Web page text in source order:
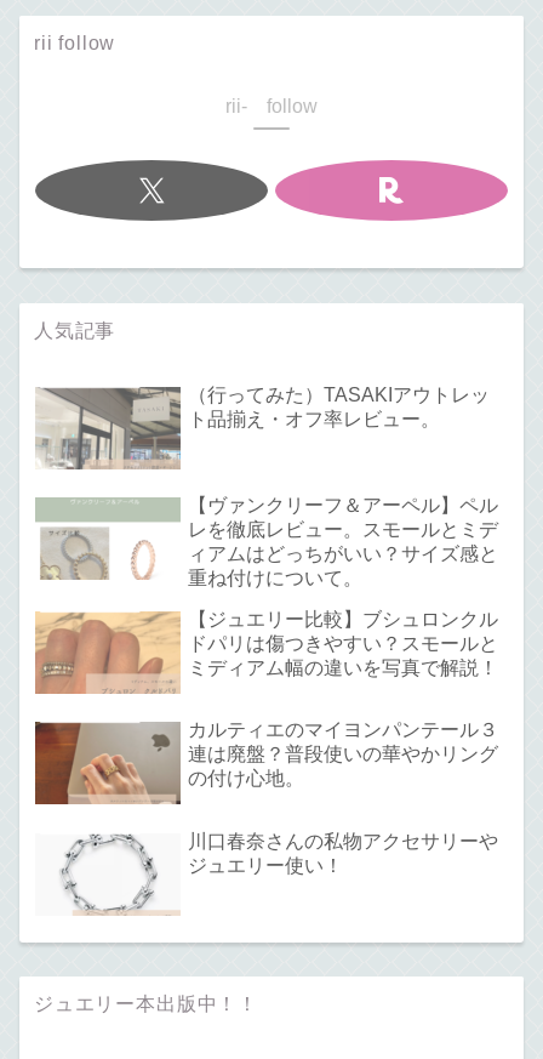
rii follow
rii- follow
人気記事
（行ってみた）TASAKIアウトレッ
ト品揃え・オフ率レビュー。
【ヴァンクリーフ＆アーペル】ペル
レを徹底レビュー。スモールとミデ
ィアムはどっちがいい？サイズ感と
重ね付けについて。
【ジュエリー比較】ブシュロンクル
ドパリは傷つきやすい？スモールと
ミディアム幅の違いを写真で解説！
カルティエのマイヨンパンテール３
連は廃盤？普段使いの華やかリング
の付け心地。
川口春奈さんの私物アクセサリーや
ジュエリー使い！
ジュエリー本出版中！！